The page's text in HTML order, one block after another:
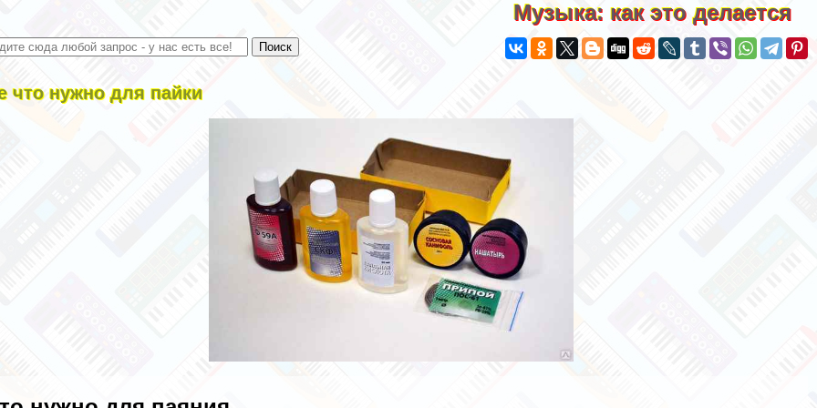
Музыка: как это делается
что нужно для пайки